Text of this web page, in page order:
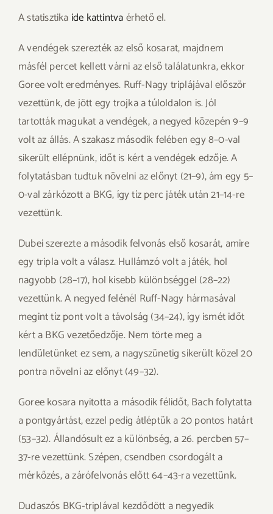
A statisztika ide kattintvaérhető el.
A vendégek szerezték az első kosarat, majdnem
másfél percet kellett várni az első találatunkra, ekkor
Goree volt eredményes. Ruff-Nagy triplájával először
vezettünk, de jött egy trojka a túloldalon is. Jól
tartották magukat a vendégek, a negyed közepén 9–9
volt az állás. A szakasz második felében egy 8–0-val
sikerült ellépnünk, időt is kért a vendégek edzője. A
folytatásban tudtuk növelni az előnyt (21–9), ám egy 5–
0-val zárkózott a BKG, így tíz perc játék után 21–14-re
vezettünk.
Dubei szerezte a második felvonás első kosarát, amire
egy tripla volt a válasz. Hullámzó volt a játék, hol
nagyobb (28–17), hol kisebb különbséggel (28–22)
vezettünk. A negyed felénél Ruff-Nagy hármasával
megint tíz pont volt a távolság (34–24), így ismét időt
kért a BKG vezetőedzője. Nem törte meg a
lendületünket ez sem, a nagyszünetig sikerült közel 20
pontra növelni az előnyt (49–32).
Goree kosara nyitotta a második félidőt, Bach folytatta
a pontgyártást, ezzel pedig átléptük a 20 pontos határt
(53–32). Állandósult ez a különbség, a 26. percben 57–
37-re vezettünk. Szépen, csendben csordogált a
mérkőzés, a zárófelvonás előtt 64–43-ra vezettünk.
Dudaszós BKG-triplával kezdődött a negyedik